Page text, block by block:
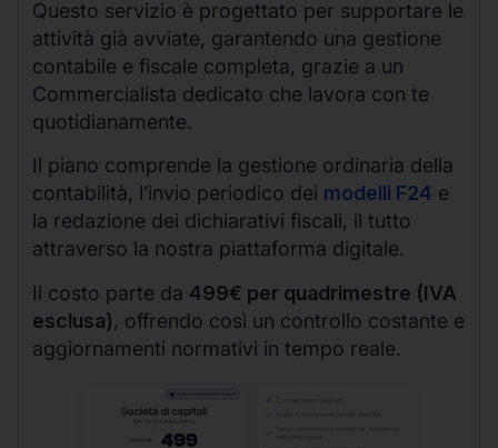
Questo servizio è progettato per supportare le
attività già avviate, garantendo una gestione
contabile e fiscale completa, grazie a un
Commercialista dedicato che lavora con te
quotidianamente.
Il piano comprende la gestione ordinaria della
contabilità, l’invio periodico dei modelli F24 e
la redazione dei dichiarativi fiscali, il tutto
attraverso la nostra piattaforma digitale.
Il costo parte da 499€ per quadrimestre (IVA
esclusa), offrendo così un controllo costante e
aggiornamenti normativi in tempo reale.